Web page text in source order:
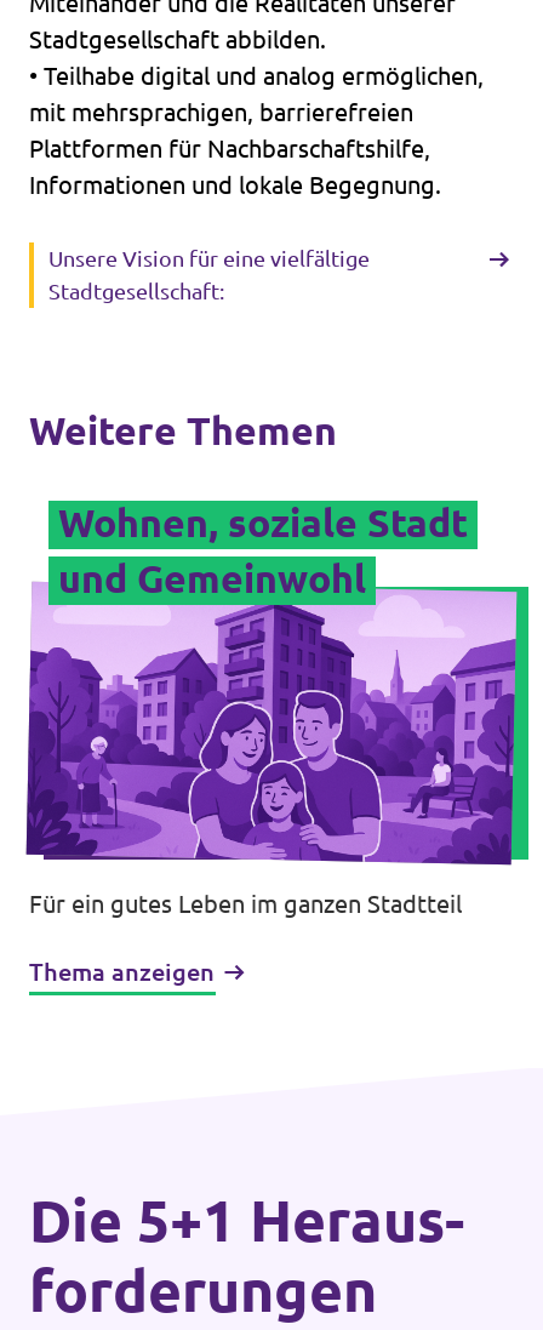
Stadtgesellschaft abbilden.
• Teilhabe digital und analog ermöglichen,
mit mehrsprachigen, barrierefreien
Plattformen für Nachbarschaftshilfe,
Informationen und lokale Begegnung.
Unsere Vision für eine vielfältige
Stadtgesellschaft:
Weitere Themen
Wohnen, soziale Stadt
und Gemeinwohl
Für ein gutes Leben im ganzen Stadtteil
Thema anzeigen
Die 5+1 Heraus­
forderungen